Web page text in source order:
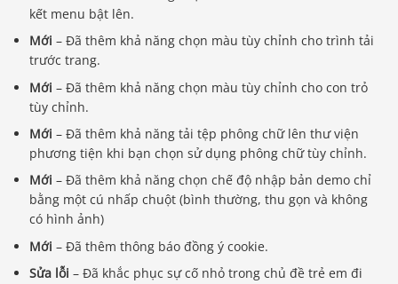
kết menu bật lên.
Mới – Đã thêm khả năng chọn màu tùy chỉnh cho trình tải
trước trang.
Mới – Đã thêm khả năng chọn màu tùy chỉnh cho con trỏ
tùy chỉnh.
Mới – Đã thêm khả năng tải tệp phông chữ lên thư viện
phương tiện khi bạn chọn sử dụng phông chữ tùy chỉnh.
Mới – Đã thêm khả năng chọn chế độ nhập bản demo chỉ
bằng một cú nhấp chuột (bình thường, thu gọn và không
có hình ảnh)
Mới – Đã thêm thông báo đồng ý cookie.
Sửa lỗi – Đã khắc phục sự cố nhỏ trong chủ đề trẻ em đi